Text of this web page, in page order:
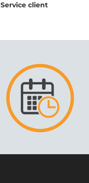
Service client